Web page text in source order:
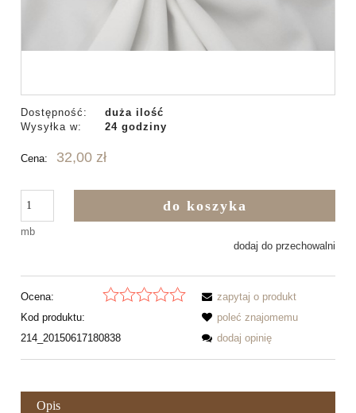
Dostępność:
duża ilość
Wysyłka w:
24 godziny
Cena: 32,00 zł
mb
do koszyka
dodaj do przechowalni
Ocena:
Kod produktu:
214_20150617180838
zapytaj o produkt
poleć znajomemu
dodaj opinię
Opis